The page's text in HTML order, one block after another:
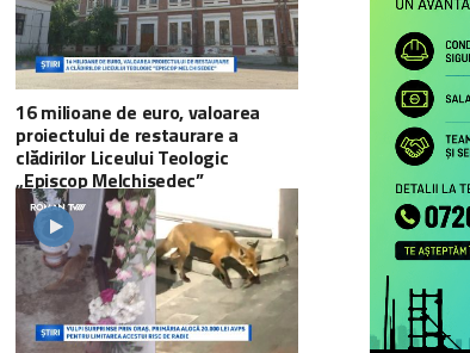
16 milioane de euro, valoarea
proiectului de restaurare a
clădirilor Liceului Teologic
„Episcop Melchisedec”